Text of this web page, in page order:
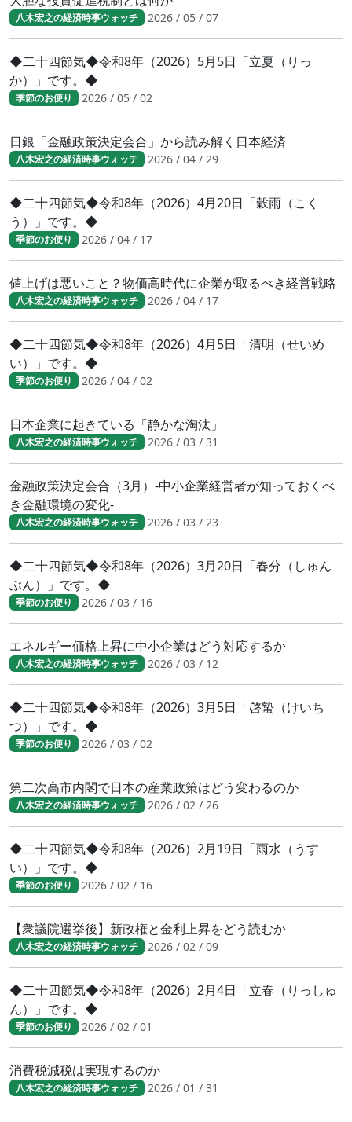
八木宏之の経済時事ウォッチ 2026 / 05 / 07
◆二十四節気◆令和8年（2026）5月5日「立夏（りっ
か）」です。◆
季節のお便り 2026 / 05 / 02
日銀「金融政策決定会合」から読み解く日本経済
八木宏之の経済時事ウォッチ 2026 / 04 / 29
◆二十四節気◆令和8年（2026）4月20日「穀雨（こく
う）」です。◆
季節のお便り 2026 / 04 / 17
値上げは悪いこと？物価高時代に企業が取るべき経営戦略
八木宏之の経済時事ウォッチ 2026 / 04 / 17
◆二十四節気◆令和8年（2026）4月5日「清明（せいめ
い）」です。◆
季節のお便り 2026 / 04 / 02
日本企業に起きている「静かな淘汰」
八木宏之の経済時事ウォッチ 2026 / 03 / 31
金融政策決定会合（3月）-中小企業経営者が知っておくべ
き金融環境の変化-
八木宏之の経済時事ウォッチ 2026 / 03 / 23
◆二十四節気◆令和8年（2026）3月20日「春分（しゅん
ぶん）」です。◆
季節のお便り 2026 / 03 / 16
エネルギー価格上昇に中小企業はどう対応するか
八木宏之の経済時事ウォッチ 2026 / 03 / 12
◆二十四節気◆令和8年（2026）3月5日「啓蟄（けいち
つ）」です。◆
季節のお便り 2026 / 03 / 02
第二次高市内閣で日本の産業政策はどう変わるのか
八木宏之の経済時事ウォッチ 2026 / 02 / 26
◆二十四節気◆令和8年（2026）2月19日「雨水（うす
い）」です。◆
季節のお便り 2026 / 02 / 16
【衆議院選挙後】新政権と金利上昇をどう読むか
八木宏之の経済時事ウォッチ 2026 / 02 / 09
◆二十四節気◆令和8年（2026）2月4日「立春（りっしゅ
ん）」です。◆
季節のお便り 2026 / 02 / 01
消費税減税は実現するのか
八木宏之の経済時事ウォッチ 2026 / 01 / 31